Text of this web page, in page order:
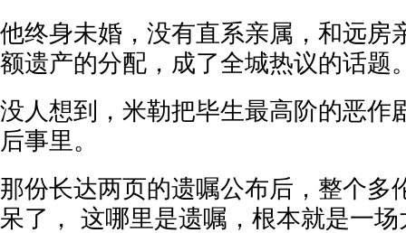
他终身未婚，没有直系亲属，和远房
额遗产的分配，成了全城热议的话题
没人想到，米勒把毕生最高阶的恶作
后事里。
那份长达两页的遗嘱公布后，整个多
呆了， 这哪里是遗嘱，根本就是一